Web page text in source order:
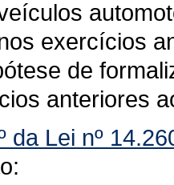
exercícios
de
anteriores
da Lei nº